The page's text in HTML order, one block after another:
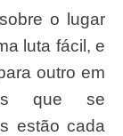
o lugar
luta fácil, e
outro em
que se
estão cada